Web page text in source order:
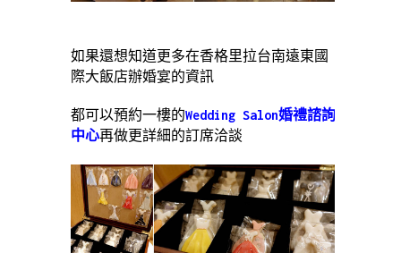
如果還想知道更多在香格里拉台南遠東國
際大飯店辦婚宴的資訊
都可以預約一樓的Wedding Salon婚禮諮詢
中心再做更詳細的訂席洽談